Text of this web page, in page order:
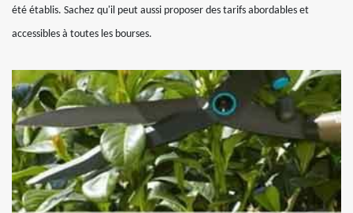
été établis. Sachez qu'il peut aussi proposer des tarifs abordables et
accessibles à toutes les bourses.